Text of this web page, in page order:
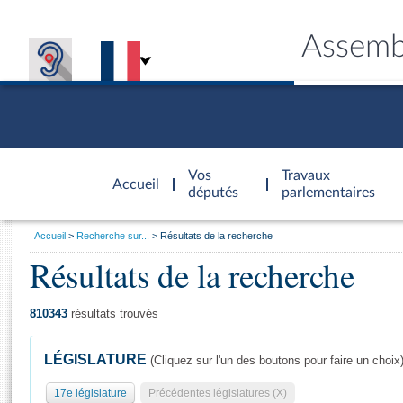
Accueil
d'accueil
Vos
députés
Travaux
parlementaires
Général
Vous
Accueil Recherche sur... Résultats de la recherche
Résultats de la recherche
810343 résultats trouvés
LÉGISLATURE (Cliquez sur l'un des boutons pour faire un choix)
17e législature Précédentes législatures (X)